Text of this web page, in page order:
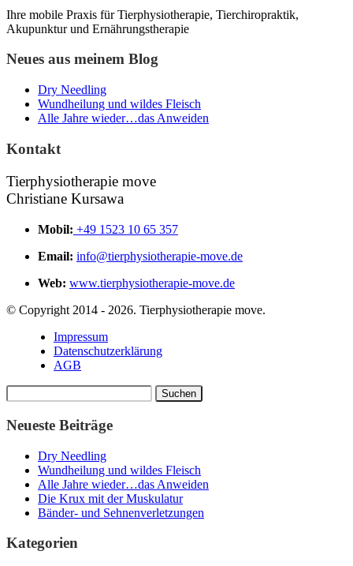
Ihre mobile Praxis für Tierphysiotherapie, Tierchiropraktik,
Akupunktur und Ernährungstherapie
Neues aus meinem Blog
Dry Needling
Wundheilung und wildes Fleisch
Alle Jahre wieder…das Anweiden
Kontakt
Tierphysiotherapie move
Christiane Kursawa
Mobil: +49 1523 10 65 357
Email: info@tierphysiotherapie-move.de
Web: www.tierphysiotherapie-move.de
© Copyright 2014 - 2026. Tierphysiotherapie move.
Impressum
Datenschutzerklärung
AGB
Suchen
nach:
Neueste Beiträge
Dry Needling
Wundheilung und wildes Fleisch
Alle Jahre wieder…das Anweiden
Die Krux mit der Muskulatur
Bänder- und Sehnenverletzungen
Kategorien